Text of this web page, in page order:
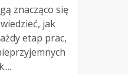
znacząco się
jak
etap prac,